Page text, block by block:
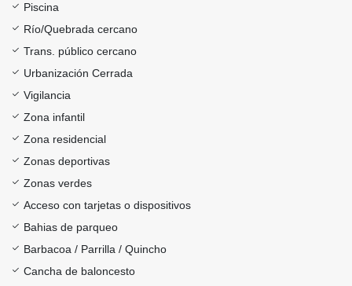
Piscina
Río/Quebrada cercano
Trans. público cercano
Urbanización Cerrada
Vigilancia
Zona infantil
Zona residencial
Zonas deportivas
Zonas verdes
Acceso con tarjetas o dispositivos
Bahias de parqueo
Barbacoa / Parrilla / Quincho
Cancha de baloncesto